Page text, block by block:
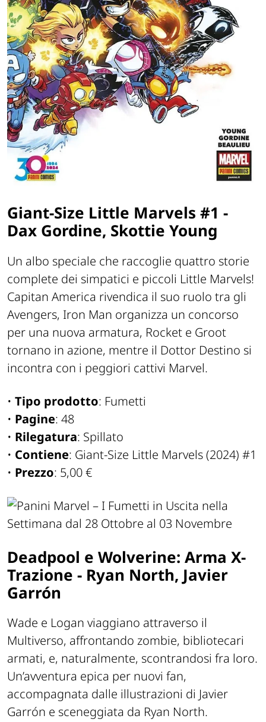
Giant-Size Little Marvels #1 -
Dax Gordine, Skottie Young
Un albo speciale che raccoglie quattro storie
complete dei simpatici e piccoli Little Marvels!
Capitan America rivendica il suo ruolo tra gli
Avengers, Iron Man organizza un concorso
per una nuova armatura, Rocket e Groot
tornano in azione, mentre il Dottor Destino si
incontra con i peggiori cattivi Marvel.
• Tipo prodotto: Fumetti
• Pagine: 48
• Rilegatura: Spillato
• Contiene: Giant-Size Little Marvels (2024) #1
• Prezzo: 5,00 €
Deadpool e Wolverine: Arma X-
Trazione - Ryan North, Javier
Garrón
Wade e Logan viaggiano attraverso il
Multiverso, affrontando zombie, bibliotecari
armati, e, naturalmente, scontrandosi fra loro.
Un’avventura epica per nuovi fan,
accompagnata dalle illustrazioni di Javier
Garrón e sceneggiata da Ryan North.